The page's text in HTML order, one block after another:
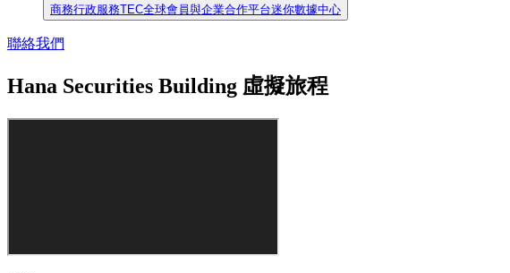
商務行政服務TEC全球會員與企業合作平台迷你數據中心
聯絡我們
Hana Securities Building 虛擬旅程